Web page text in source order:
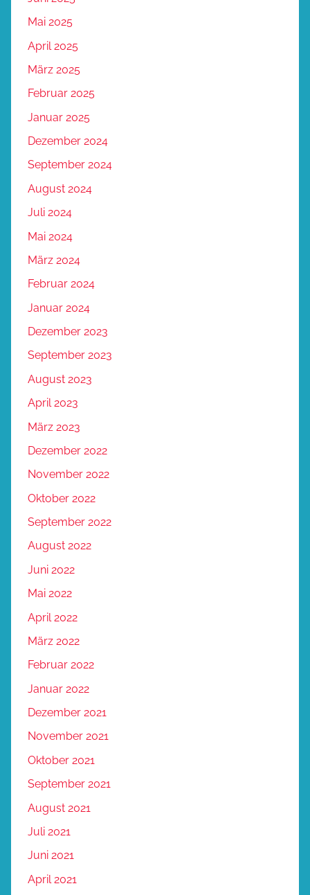
Mai 2025
April 2025
März 2025
Februar 2025
Januar 2025
Dezember 2024
September 2024
August 2024
Juli 2024
Mai 2024
März 2024
Februar 2024
Januar 2024
Dezember 2023
September 2023
August 2023
April 2023
März 2023
Dezember 2022
November 2022
Oktober 2022
September 2022
August 2022
Juni 2022
Mai 2022
April 2022
März 2022
Februar 2022
Januar 2022
Dezember 2021
November 2021
Oktober 2021
September 2021
August 2021
Juli 2021
Juni 2021
April 2021